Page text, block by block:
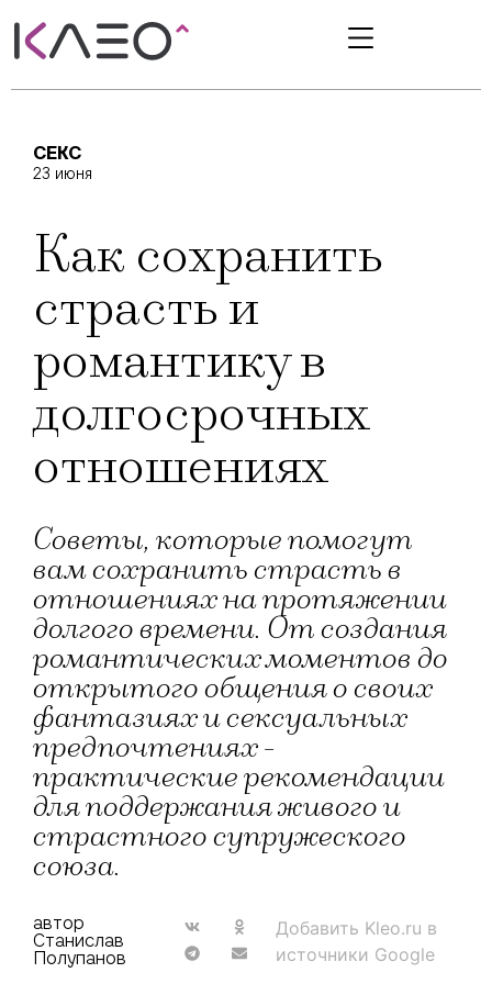
СЕКС
23 июня
Как сохранить
страсть и
романтику в
долгосрочных
отношениях
Советы, которые помогут
вам сохранить страсть в
отношениях на протяжении
долгого времени. От создания
романтических моментов до
открытого общения о своих
фантазиях и сексуальных
предпочтениях -
практические рекомендации
для поддержания живого и
страстного супружеского
союза.
автор
Станислав
Полупанов
Добавить Kleo.ru в
источники Google